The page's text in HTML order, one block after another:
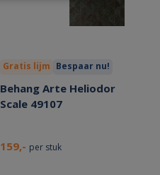
Gratis lijm Bespaar nu!
Behang Arte Heliodor
Scale 49107
159,- per stuk